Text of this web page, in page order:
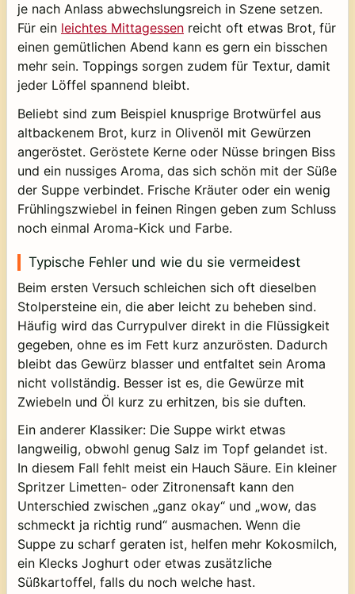
je nach Anlass abwechslungsreich in Szene setzen.
Für ein leichtes Mittagessen reicht oft etwas Brot, für
einen gemütlichen Abend kann es gern ein bisschen
mehr sein. Toppings sorgen zudem für Textur, damit
jeder Löffel spannend bleibt.
Beliebt sind zum Beispiel knusprige Brotwürfel aus
altbackenem Brot, kurz in Olivenöl mit Gewürzen
angeröstet. Geröstete Kerne oder Nüsse bringen Biss
und ein nussiges Aroma, das sich schön mit der Süße
der Suppe verbindet. Frische Kräuter oder ein wenig
Frühlingszwiebel in feinen Ringen geben zum Schluss
noch einmal Aroma-Kick und Farbe.
Typische Fehler und wie du sie vermeidest
Beim ersten Versuch schleichen sich oft dieselben
Stolpersteine ein, die aber leicht zu beheben sind.
Häufig wird das Currypulver direkt in die Flüssigkeit
gegeben, ohne es im Fett kurz anzurösten. Dadurch
bleibt das Gewürz blasser und entfaltet sein Aroma
nicht vollständig. Besser ist es, die Gewürze mit
Zwiebeln und Öl kurz zu erhitzen, bis sie duften.
Ein anderer Klassiker: Die Suppe wirkt etwas
langweilig, obwohl genug Salz im Topf gelandet ist.
In diesem Fall fehlt meist ein Hauch Säure. Ein kleiner
Spritzer Limetten- oder Zitronensaft kann den
Unterschied zwischen „ganz okay“ und „wow, das
schmeckt ja richtig rund“ ausmachen. Wenn die
Suppe zu scharf geraten ist, helfen mehr Kokosmilch,
ein Klecks Joghurt oder etwas zusätzliche
Süßkartoffel, falls du noch welche hast.